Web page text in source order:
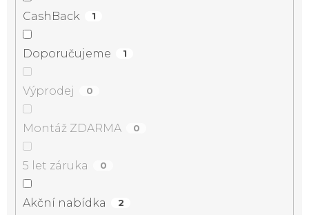
CashBack 1
Doporučujeme 1
Výprodej 0
Montáž ZDARMA 0
5 let záruka 0
Akční nabídka 2